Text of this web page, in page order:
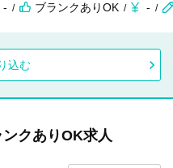
- ブランクありOK -
込む
クありOK求人